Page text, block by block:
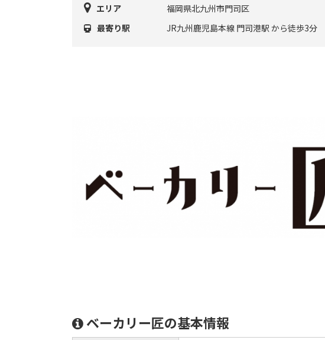
エリア
福岡県北九州市門司区
最寄り駅
JR九州鹿児島本線 門司港駅 から徒歩3分
ベーカリー匠の基本情報